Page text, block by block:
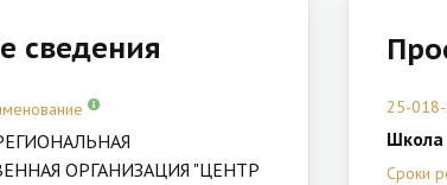
сведения
ОРГАНИЗАЦИЯ "ЦЕНТР
25-
Школа
Сроки